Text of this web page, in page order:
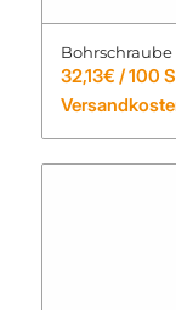
32,13€ / 100